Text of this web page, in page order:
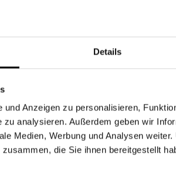
Details
Anzeigen zu personalisieren,
zu analysieren. Außerdem geben wir
Medien, Werbung und Analysen
die Sie ihnen bereitgestellt
Chancen